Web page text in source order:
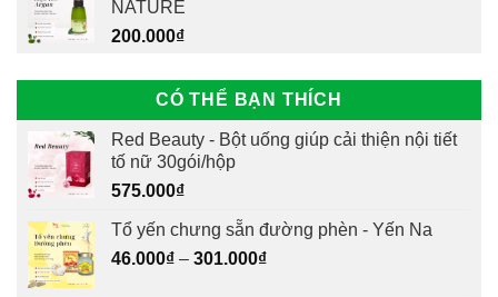
NATURE
200.000₫
CÓ THỂ BẠN THÍCH
Red Beauty - Bột uống giúp cải thiện nội tiết
tố nữ 30gói/hộp
575.000₫
Tổ yến chưng sẵn đường phèn - Yến Na
46.000₫ – 301.000₫